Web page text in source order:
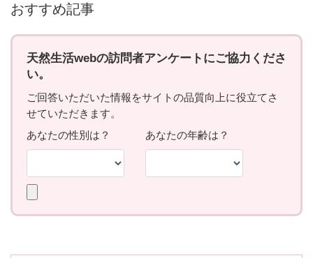
おすすめ記事